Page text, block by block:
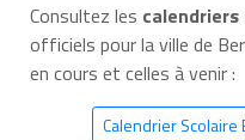
Consultez les
officiels pour la ville de
en cours et celles à venir :
Calendrier